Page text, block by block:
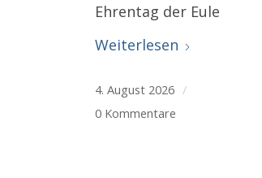
Ehrentag der Eule
Weiterlesen
4. August 2026 /
0 Kommentare